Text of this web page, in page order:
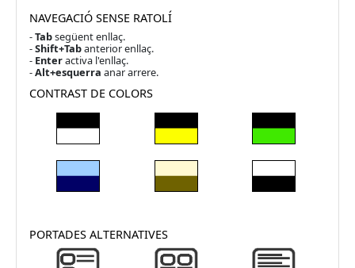
NAVEGACIÓ SENSE RATOLÍ
-Tabsegüent enllaç.
-Shift+Tabanterior enllaç.
- Enteractiva l'enllaç.
-Alt+esquerra anar arrere.
CONTRAST DE COLORS
PORTADES ALTERNATIVES